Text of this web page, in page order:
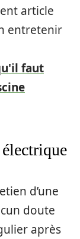
article
entretenir
faut
d’une
doute
après